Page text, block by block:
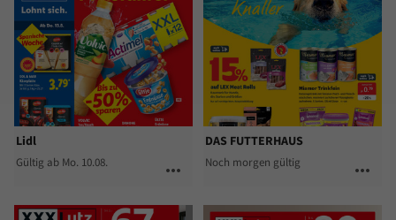
Lidl
Gültig ab Mo. 10.08. more_horiz
DAS FUTTERHAUS
Noch morgen gültig more_horiz